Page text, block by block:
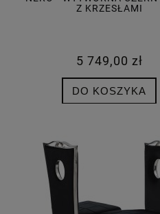
Z KRZESŁAMI
5 749,00 zł
DO KOSZYKA